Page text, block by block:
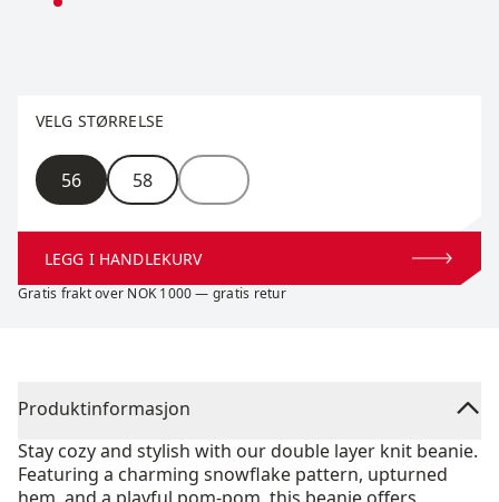
VELG STØRRELSE
Størrelse
56 58
LEGG I HANDLEKURV
Gratis frakt over NOK 1000 — gratis retur
Produktinformasjon
Stay cozy and stylish with our double layer knit beanie.
Featuring a charming snowflake pattern, upturned